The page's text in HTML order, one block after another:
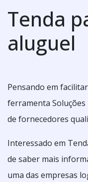
Tenda
aluguel
Pensando em
ferramenta
de fornecedores
Interessado em
de saber mais
uma das empresas